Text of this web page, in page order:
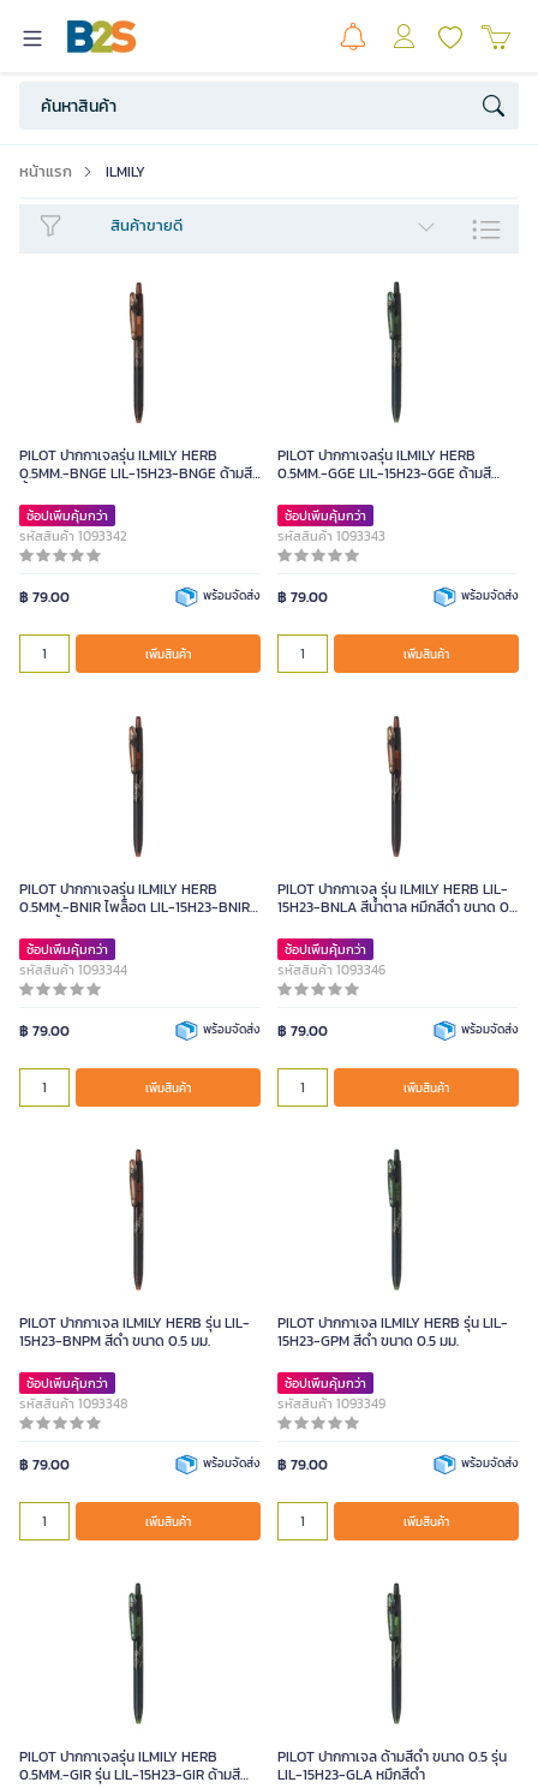
หน้าแรก ILMILY
สินค้าขายดี
PILOT ปากกาเจลรุ่น ILMILY HERB
0.5MM.-BNGE LIL-15H23-BNGE ด้ามสี
ช้อปเพิ่มคุ้มกว่า
รหัสสินค้า 1093342
฿ 79.00 พร้อมจัดส่ง
เพิ่มสินค้า
PILOT ปากกาเจลรุ่น ILMILY HERB
0.5MM.-GGE LIL-15H23-GGE ด้ามสี
ช้อปเพิ่มคุ้มกว่า
รหัสสินค้า 1093343
฿ 79.00 พร้อมจัดส่ง
เพิ่มสินค้า
PILOT ปากกาเจลรุ่น ILMILY HERB
0.5MM.-BNIR ไพล็อต LIL-15H23-BNIR
ช้อปเพิ่มคุ้มกว่า
รหัสสินค้า 1093344
฿ 79.00 พร้อมจัดส่ง
เพิ่มสินค้า
PILOT ปากกาเจล รุ่น ILMILY HERB LIL-
15H23-BNLA สีน้ำตาล หมึกสีดำ ขนาด 0.5
ช้อปเพิ่มคุ้มกว่า
รหัสสินค้า 1093346
฿ 79.00 พร้อมจัดส่ง
เพิ่มสินค้า
PILOT ปากกาเจล ILMILY HERB รุ่น LIL-
15H23-BNPM สีดำ ขนาด 0.5 มม.
ช้อปเพิ่มคุ้มกว่า
รหัสสินค้า 1093348
฿ 79.00 พร้อมจัดส่ง
เพิ่มสินค้า
PILOT ปากกาเจล ILMILY HERB รุ่น LIL-
15H23-GPM สีดำ ขนาด 0.5 มม.
ช้อปเพิ่มคุ้มกว่า
รหัสสินค้า 1093349
฿ 79.00 พร้อมจัดส่ง
เพิ่มสินค้า
PILOT ปากกาเจลรุ่น ILMILY HERB
0.5MM.-GIR รุ่น LIL-15H23-GIR ด้ามสี
PILOT ปากกาเจล ด้ามสีดำ ขนาด 0.5 รุ่น
LIL-15H23-GLA หมึกสีดำ